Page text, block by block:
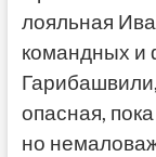
лояльная
командных и
опасная,
но